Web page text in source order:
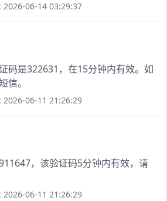
2026-06-14 03:29:37
码是322631，在15分钟内有效。如
信。
2026-06-11 21:26:29
，该验证码5分钟内有效，请
2026-06-11 21:26:29